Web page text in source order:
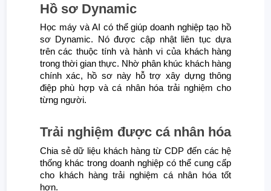
Hồ sơ Dynamic
Học máy và AI có thể giúp doanh nghiệp tạo hồ
sơ Dynamic. Nó được cập nhật liên tục dựa
trên các thuộc tính và hành vi của khách hàng
trong thời gian thực. Nhờ phân khúc khách hàng
chính xác, hồ sơ này hỗ trợ xây dựng thông
điệp phù hợp và cá nhân hóa trải nghiệm cho
từng người.
Trải nghiệm được cá nhân hóa
Chia sẻ dữ liệu khách hàng từ CDP đến các hệ
thống khác trong doanh nghiệp có thể cung cấp
cho khách hàng trải nghiệm cá nhân hóa tốt
hơn.